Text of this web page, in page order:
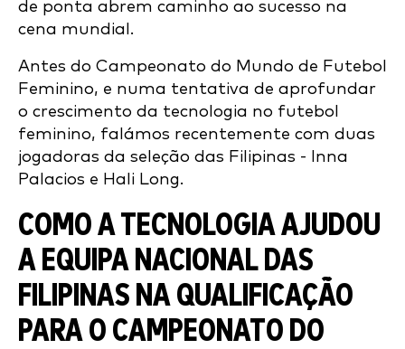
de ponta abrem caminho ao sucesso na
cena mundial.
Antes do Campeonato do Mundo de Futebol
Feminino, e numa tentativa de aprofundar
o crescimento da tecnologia no futebol
feminino, falámos recentemente com duas
jogadoras da seleção das Filipinas - Inna
Palacios e Hali Long.
COMO A TECNOLOGIA AJUDOU
A EQUIPA NACIONAL DAS
FILIPINAS NA QUALIFICAÇÃO
PARA O CAMPEONATO DO